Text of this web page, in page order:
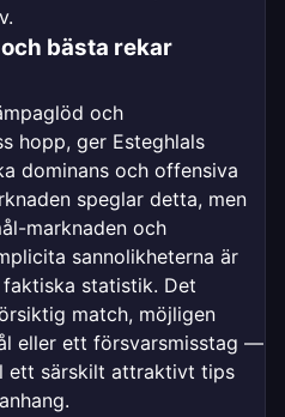
bästa rekar
och
hopp, ger Esteghlals
dominans och offensiva
speglar detta, men
marknaden och
sannolikheterna är
statistik. Det
match, möjligen
eller ett försvarsmisstag —
ett särskilt attraktivt tips